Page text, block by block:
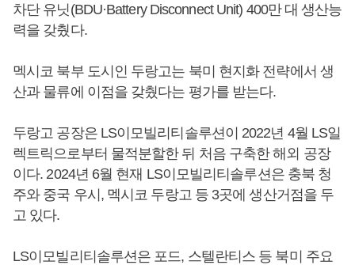
차단 유닛(BDU·Battery Disconnect Unit) 400만 대 생산능
력을 갖췄다.
멕시코 북부 도시인 두랑고는 북미 현지화 전략에서 생
산과 물류에 이점을 갖췄다는 평가를 받는다.
두랑고 공장은 LS이모빌리티솔루션이 2022년 4월 LS일
렉트릭으로부터 물적분할한 뒤 처음 구축한 해외 공장
이다. 2024년 6월 현재 LS이모빌리티솔루션은 충북 청
주와 중국 우시, 멕시코 두랑고 등 3곳에 생산거점을 두
고 있다.
LS이모빌리티솔루션은 포드, 스텔란티스 등 북미 주요